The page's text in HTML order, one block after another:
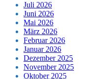
Juli 2026
Juni 2026
Mai 2026
März 2026
Februar 2026
Januar 2026
Dezember 2025
November 2025
Oktober 2025